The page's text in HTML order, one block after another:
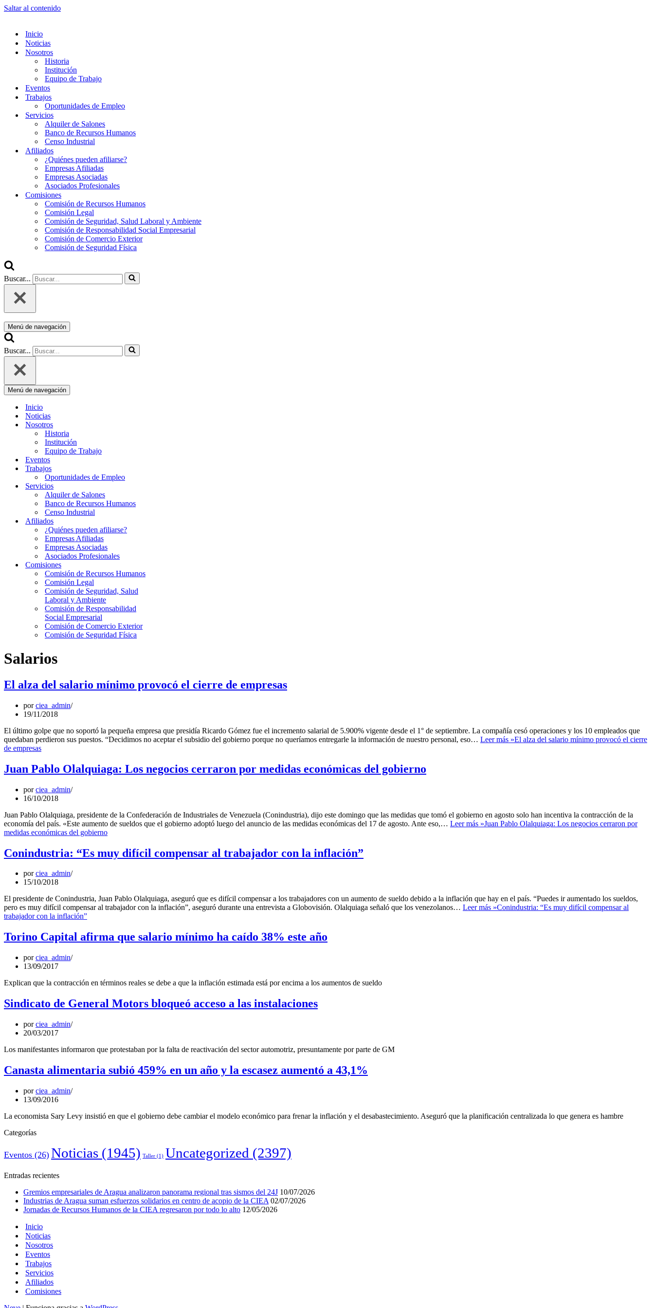
Saltar al contenido
Inicio
Noticias
Nosotros
Historia
Institución
Equipo de Trabajo
Eventos
Trabajos
Oportunidades de Empleo
Servicios
Alquiler de Salones
Banco de Recursos Humanos
Censo Industrial
Afiliados
¿Quiénes pueden afiliarse?
Empresas Afiliadas
Empresas Asociadas
Asociados Profesionales
Comisiones
Comisión de Recursos Humanos
Comisión Legal
Comisión de Seguridad, Salud Laboral y Ambiente
Comisión de Responsabilidad Social Empresarial
Comisión de Comercio Exterior
Comisión de Seguridad Física
Buscar...
Menú de navegación
Buscar...
Menú de navegación
Inicio
Noticias
Nosotros
Historia
Institución
Equipo de Trabajo
Eventos
Trabajos
Oportunidades de Empleo
Servicios
Alquiler de Salones
Banco de Recursos Humanos
Censo Industrial
Afiliados
¿Quiénes pueden afiliarse?
Empresas Afiliadas
Empresas Asociadas
Asociados Profesionales
Comisiones
Comisión de Recursos Humanos
Comisión Legal
Comisión de Seguridad, Salud
Laboral y Ambiente
Comisión de Responsabilidad
Social Empresarial
Comisión de Comercio Exterior
Comisión de Seguridad Física
Salarios
El alza del salario mínimo provocó el cierre de empresas
porciea_admin
19/11/2018
El último golpe que no soportó la pequeña empresa que presidía Ricardo Gómez fue el incremento salarial de 5.900% vigente desde el 1° de septiembre. La compañía cesó operaciones y los 10 empleados que
quedaban perdieron sus puestos. “Decidimos no aceptar el subsidio del gobierno porque no queríamos entregarle la información de nuestro personal, eso… Leer más »El alza del salario mínimo provocó el cierre
de empresas
Juan Pablo Olalquiaga: Los negocios cerraron por medidas económicas del gobierno
porciea_admin
16/10/2018
Juan Pablo Olalquiaga, presidente de la Confederación de Industriales de Venezuela (Conindustria), dijo este domingo que las medidas que tomó el gobierno en agosto solo han incentiva la contracción de la
economía del país. «Este aumento de sueldos que el gobierno adoptó luego del anuncio de las medidas económicas del 17 de agosto. Ante eso,… Leer más »Juan Pablo Olalquiaga: Los negocios cerraron por
medidas económicas del gobierno
Conindustria: “Es muy difícil compensar al trabajador con la inflación”
porciea_admin
15/10/2018
El presidente de Conindustria, Juan Pablo Olalquiaga, aseguró que es difícil compensar a los trabajadores con un aumento de sueldo debido a la inflación que hay en el país. “Puedes ir aumentado los sueldos,
pero es muy difícil compensar al trabajador con la inflación”, aseguró durante una entrevista a Globovisión. Olalquiaga señaló que los venezolanos… Leer más »Conindustria: “Es muy difícil compensar al
trabajador con la inflación”
Torino Capital afirma que salario mínimo ha caído 38% este año
porciea_admin
13/09/2017
Explican que la contracción en términos reales se debe a que la inflación estimada está por encima a los aumentos de sueldo
Sindicato de General Motors bloqueó acceso a las instalaciones
porciea_admin
20/03/2017
Los manifestantes informaron que protestaban por la falta de reactivación del sector automotriz, presuntamente por parte de GM
Canasta alimentaria subió 459% en un año y la escasez aumentó a 43,1%
porciea_admin
13/09/2016
La economista Sary Levy insistió en que el gobierno debe cambiar el modelo económico para frenar la inflación y el desabastecimiento. Aseguró que la planificación centralizada lo que genera es hambre
Categorías
Eventos (26) Noticias (1945) Taller (1) Uncategorized (2397)
Entradas recientes
Gremios empresariales de Aragua analizaron panorama regional tras sismos del 24J 10/07/2026
Industrias de Aragua suman esfuerzos solidarios en centro de acopio de la CIEA 02/07/2026
Jornadas de Recursos Humanos de la CIEA regresaron por todo lo alto 12/05/2026
Inicio
Noticias
Nosotros
Eventos
Trabajos
Servicios
Afiliados
Comisiones